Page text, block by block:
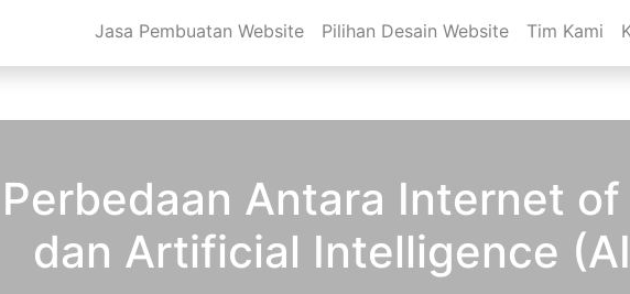
Jasa Pembuatan Website Pilihan Desain Website Tim Kami
Antara Internet of
dan Artificial Intelligence